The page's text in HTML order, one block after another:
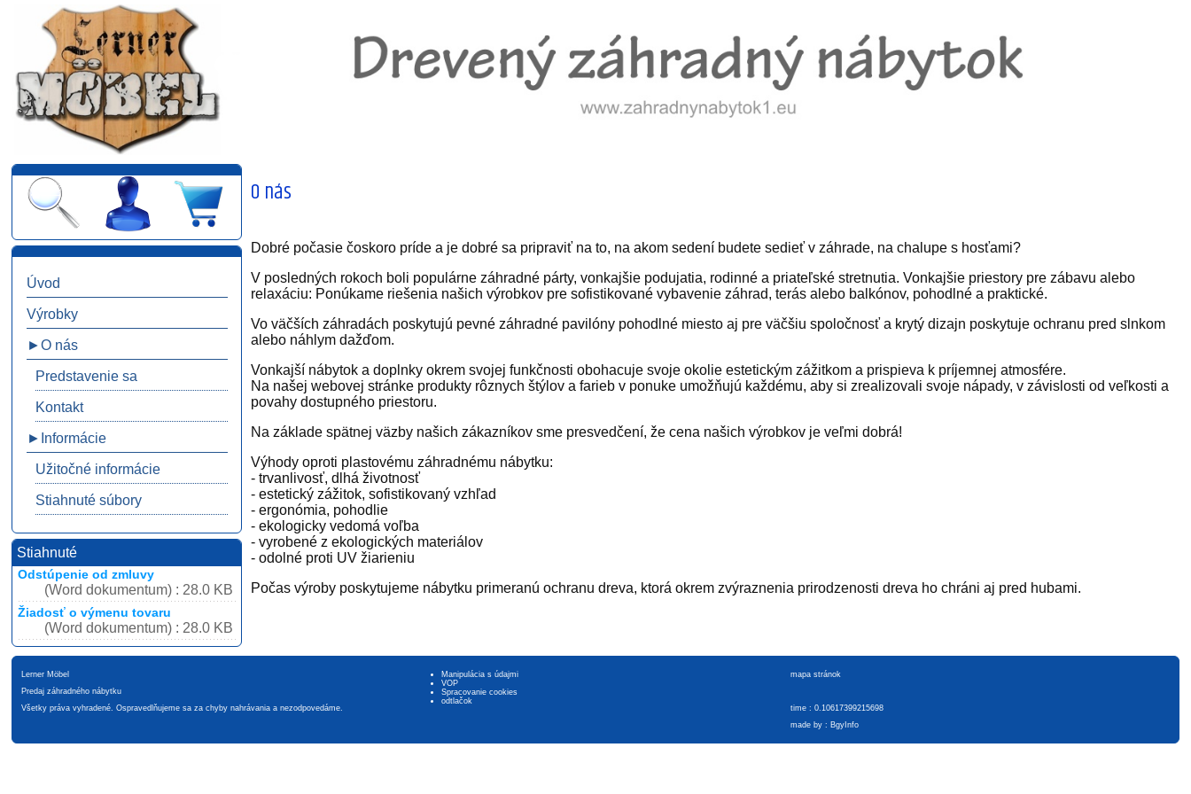
Úvod
Výrobky
►O nás
Predstavenie sa
Kontakt
►Informácie
Užitočné informácie
Stiahnuté súbory
Stiahnuté
Odstúpenie od zmluvy
(Word dokumentum) : 28.0 KB
Žiadosť o výmenu tovaru
(Word dokumentum) : 28.0 KB
O nás
Dobré počasie čoskoro príde a je dobré sa pripraviť na to, na akom sedení budete sedieť v záhrade, na chalupe s hosťami?
V posledných rokoch boli populárne záhradné párty, vonkajšie podujatia, rodinné a priateľské stretnutia. Vonkajšie priestory pre zábavu alebo
relaxáciu: Ponúkame riešenia našich výrobkov pre sofistikované vybavenie záhrad, terás alebo balkónov, pohodlné a praktické.
Vo väčších záhradách poskytujú pevné záhradné pavilóny pohodlné miesto aj pre väčšiu spoločnosť a krytý dizajn poskytuje ochranu pred slnkom
alebo náhlym dažďom.
Vonkajší nábytok a doplnky okrem svojej funkčnosti obohacuje svoje okolie estetickým zážitkom a prispieva k príjemnej atmosfére.
Na našej webovej stránke produkty rôznych štýlov a farieb v ponuke umožňujú každému, aby si zrealizovali svoje nápady, v závislosti od veľkosti a
povahy dostupného priestoru.
Na základe spätnej väzby našich zákazníkov sme presvedčení, že cena našich výrobkov je veľmi dobrá!
Výhody oproti plastovému záhradnému nábytku:
- trvanlivosť, dlhá životnosť
- estetický zážitok, sofistikovaný vzhľad
- ergonómia, pohodlie
- ekologicky vedomá voľba
- vyrobené z ekologických materiálov
- odolné proti UV žiarieniu
Počas výroby poskytujeme nábytku primeranú ochranu dreva, ktorá okrem zvýraznenia prirodzenosti dreva ho chráni aj pred hubami.
Lerner Möbel
Predaj záhradného nábytku
Všetky práva vyhradené. Ospravedlňujeme sa za chyby nahrávania a nezodpovedáme.
Manipulácia s údajmi
VOP
Spracovanie cookies
odtlačok
mapa stránok
time : 0.10617399215698
made by : BgyInfo